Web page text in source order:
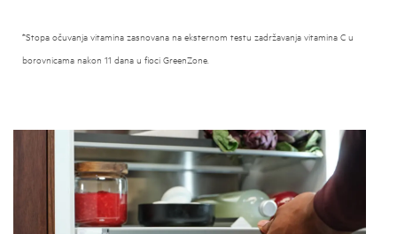
*Stopa očuvanja vitamina zasnovana na eksternom testu zadržavanja vitamina C u
borovnicama nakon 11 dana u fioci GreenZone.